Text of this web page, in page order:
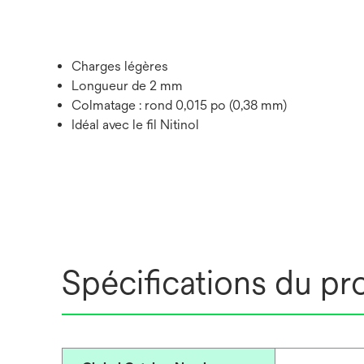
Charges légères
Longueur de 2 mm
Colmatage : rond 0,015 po (0,38 mm)
Idéal avec le fil Nitinol
Spécifications du